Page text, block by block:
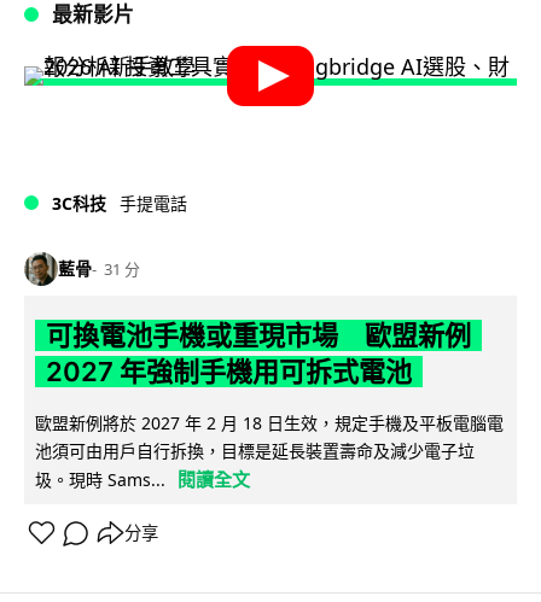
最新影片
3C科技 手提電話
藍骨 31 分
可換電池手機或重現市場 歐盟新例
2027 年強制手機用可拆式電池
歐盟新例將於 2027 年 2 月 18 日生效，規定手機及平板電腦電
池須可由用戶自行拆換，目標是延長裝置壽命及減少電子垃
圾。現時 Sams...
閱讀全文
分享